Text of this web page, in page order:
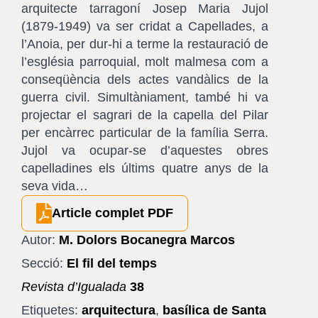
arquitecte tarragoní Josep Maria Jujol
(1879-1949) va ser cridat a Capellades, a
l’Anoia, per dur-hi a terme la restauració de
l’església parroquial, molt malmesa com a
conseqüència dels actes vandàlics de la
guerra civil. Simultàniament, també hi va
projectar el sagrari de la capella del Pilar
per encàrrec particular de la família Serra.
Jujol va ocupar-se d’aquestes obres
capelladines els últims quatre anys de la
seva vida…
Article complet PDF
Autor: M. Dolors Bocanegra Marcos
Secció: El fil del temps
Revista d’Igualada 38
Etiquetes: arquitectura, basílica de Santa